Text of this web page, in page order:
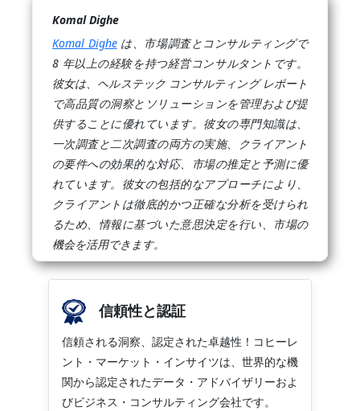
Komal Dighe
Komal Digheは、市場調査とコンサルティングで
8 年以上の経験を持つ経営コンサルタントです。
彼女は、ヘルステック コンサルティング レポート
で高品質の洞察とソリューションを管理および提
供することに優れています。彼女の専門知識は、
一次調査と二次調査の両方の実施、クライアント
の要件への効果的な対応、市場の推定と予測に優
れています。彼女の包括的なアプローチにより、
クライアントは徹底的かつ正確な分析を受けられ
るため、情報に基づいた意思決定を行い、市場の
機会を活用できます。
信頼性と認証
信頼される洞察、認定された卓越性！コヒーレ
ント・マーケット・インサイツは、世界的な機
関から認定されたデータ・アドバイザリーおよ
びビジネス・コンサルティング会社です。